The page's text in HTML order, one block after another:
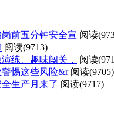
前五分钟安全宣 阅读(
阅读(9713)
练、趣味闯关，
阅读(
惕这些风险&r 阅读(9705)
生产月来了 阅读(9717)